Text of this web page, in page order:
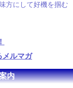
方にして好機を掴む
メルマガ
内